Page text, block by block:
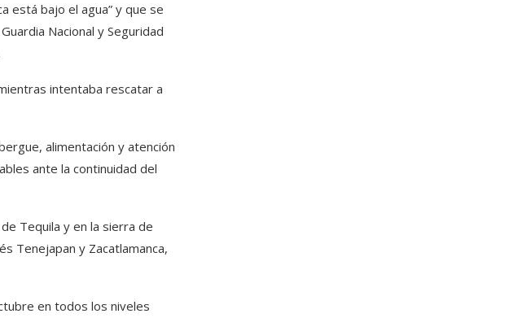
está bajo el agua” y que se
Nacional y Seguridad
intentaba rescatar a
alimentación y atención
ante la continuidad del
Tequila y en la sierra de
Tenejapan y Zacatlamanca,
en todos los niveles